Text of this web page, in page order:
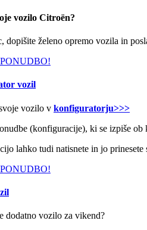
vozilo Citroën?
dopišite želeno opremo vozila in
vozil
vozilo v konfiguratorju>>>
(konfiguracije), ki se izpiše
lahko tudi natisnete in jo prinesete
dodatno vozilo za vikend?